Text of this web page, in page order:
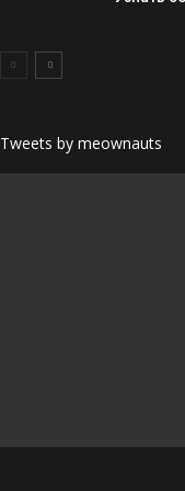
Tweets by meownauts